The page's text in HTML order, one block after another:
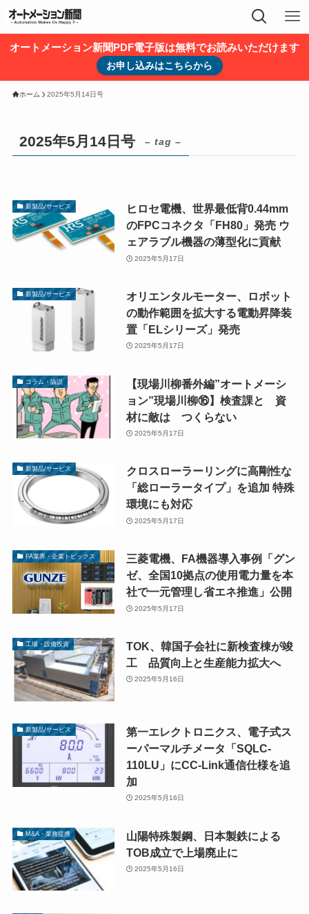
オートメーション新聞PDF電子版は無料でお読みいただけます
お申し込みはこちらから
ホーム 2025年5月14日号
2025年5月14日号 – tag –
新製品/サービス
ヒロセ電機、世界最低背0.44mm
のFPCコネクタ「FH80」発売 ウ
ェアラブル機器の薄型化に貢献
2025年5月17日
新製品/サービス
オリエンタルモーター、ロボット
の動作範囲を拡大する電動昇降装
置「ELシリーズ」発売
2025年5月17日
コラム・論説
【現場川柳番外編”オートメーシ
ョン”現場川柳⑯】検査課と 資
材に敵は つくらない
2025年5月17日
新製品/サービス
クロスローラーリングに高剛性な
「総ローラータイプ」を追加 特殊
環境にも対応
2025年5月17日
FA業界・企業トピックス
三菱電機、FA機器導入事例「グン
ゼ、全国10拠点の使用電力量を本
社で一元管理し省エネ推進」公開
2025年5月17日
工場・設備投資
TOK、韓国子会社に新検査棟が竣
工 品質向上と生産能力拡大へ
2025年5月16日
新製品/サービス
第一エレクトロニクス、電子式ス
ーパーマルチメータ「SQLC-
110LU」にCC-Link通信仕様を追
加
2025年5月16日
M&A・業務提携
山陽特殊製鋼、日本製鉄による
TOB成立で上場廃止に
2025年5月16日